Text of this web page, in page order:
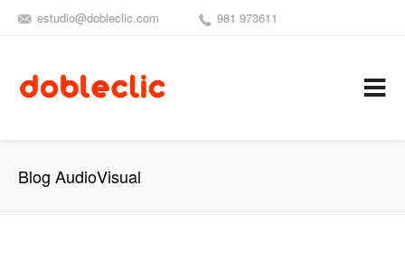
estudio@dobleclic.com 981 973611
Blog AudioVisual